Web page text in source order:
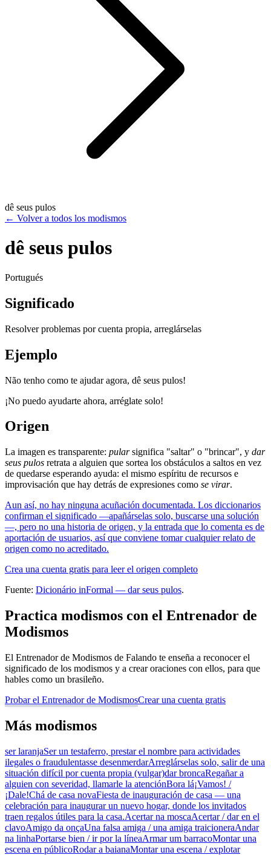
dê seus pulos
← Volver a todos los modismos
dê seus pulos
Portugués
Significado
Resolver problemas por cuenta propia, arreglárselas
Ejemplo
Não tenho como te ajudar agora, dê seus pulos!
¡No puedo ayudarte ahora, arréglate solo!
Origen
La imagen es transparente: pularsignifica "saltar" o "brincar", y dar
seus pulos retrata a alguien que sortea los obstáculos a saltos en vez
de quedarse esperando ayuda: el mismo espíritu de recursos e
improvisación que hay detrás de expresiones como se virar.
Aun así, no hay ninguna acuñación documentada. Los diccionarios
confirman el significado —apañárselas solo, buscarse una solución
—, pero no una historia de origen, y la entrada que lo comenta es de
aportación de usuarios, así que conviene tomar cualquier relato de
origen como no acreditado.
Crea una cuenta gratis para leer el origen completo
Fuente: Dicionário inFormal — dar seus pulos.
Practica modismos con el Entrenador de
Modismos
El Entrenador de Modismos de Falando te enseña a reconocer el
significado de los modismos y a crear oraciones con ellos, para que
hables como un brasileño.
Probar el Entrenador de ModismosCrear una cuenta gratis
Más modismos
ser laranjaSer un testaferro, prestar el nombre para actividades
ilegales o fraudulentasse desenmerdarArreglárselas solo, salir de una
situación difícil por cuenta propia (vulgar)dar broncaRegañar a
alguien con severidad, llamarle la atenciónBora lá¡Vamos! /
¡Dale!Chá de casa novaFiesta de inauguración de casa — una
celebración para inaugurar un nuevo hogar, donde los invitados
traen regalos útiles para la casa.Acertar na moscaAcertar / dar en el
clavoAmigo da onçaUna falsa amiga / una amiga traicioneraAndar
na linhaPortarse bien / ir por la líneaArmar um barracoMontar una
escena en públicoRodar a baianaMontar una escena / explotar